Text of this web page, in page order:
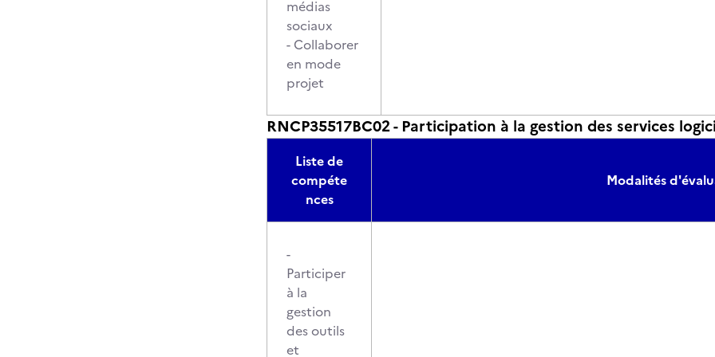
médias
sociaux
- Collaborer
en mode
projet
RNCP35517BC02 - Participation à la gestion des services
Liste de
compéte
nces
Modalités
-
Participer
à la
gestion
des outils
et